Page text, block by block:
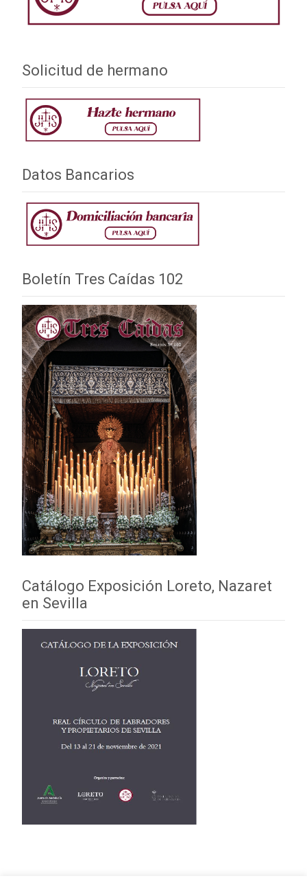
Solicitud de hermano
Datos Bancarios
Boletín Tres Caídas 102
Catálogo Exposición Loreto, Nazaret
en Sevilla